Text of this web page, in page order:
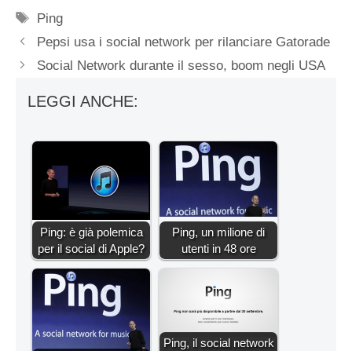
Tag
Ping
Pepsi usa i social network per rilanciare Gatorade
Social Network durante il sesso, boom negli USA
LEGGI ANCHE:
Ping: è già polemica
per il social di Apple?
Ping, un milione di
utenti in 48 ore
Ping, il social network